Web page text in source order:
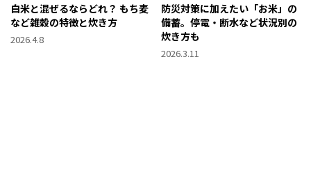
白米と混ぜるならどれ？ もち麦
など雑穀の特徴と炊き方
2026.4.8
防災対策に加えたい「お米」の
備蓄。停電・断水など状況別の
炊き方も
2026.3.11